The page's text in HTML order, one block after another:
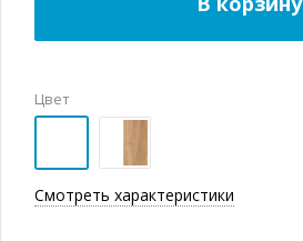
Цвет
Смотреть характеристики